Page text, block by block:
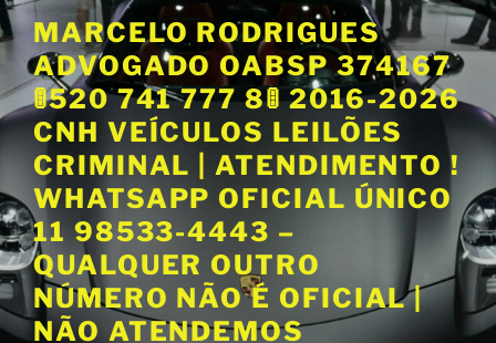
P
u
a
r
r
a
o
c
o
n
MARCELO RODRIGUES
ADVOGADO OABSP 374167
🚦520 741 777 8🚦 2016-2026
CNH VEÍCULOS LEILÕES
CRIMINAL | ATENDIMENTO !
WHATSAPP OFICIAL ÚNICO
11 98533-4443 –
QUALQUER OUTRO
NÚMERO NÃO É OFICIAL |
NÃO ATENDEMOS